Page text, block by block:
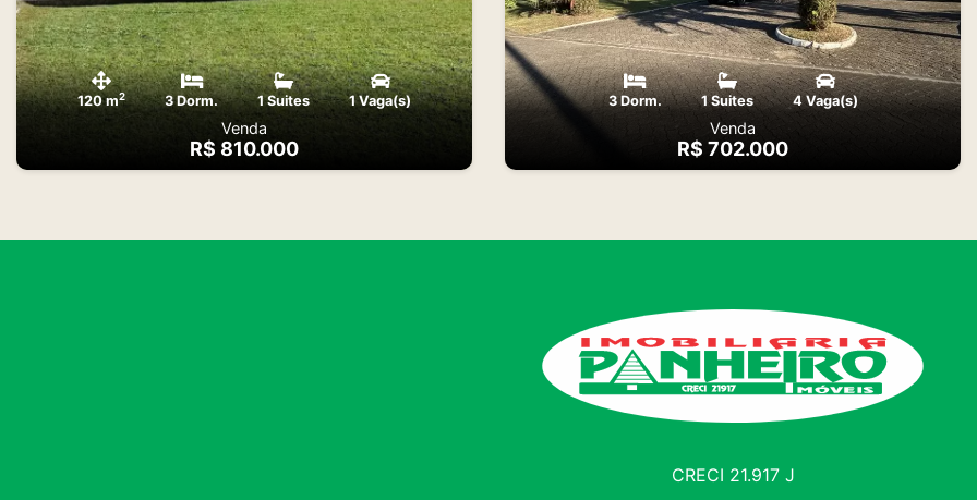
120 m2 3 Dorm. 1 Suites 1 Vaga(s)
Venda
R$ 810.000
3 Dorm. 1 Suites 4 Vaga(s)
Venda
R$ 702.000
CRECI 21.917 J